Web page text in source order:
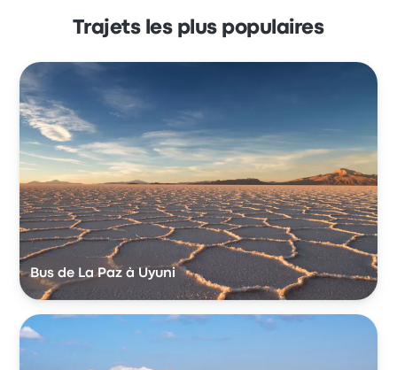
Trajets les plus populaires
Bus de La Paz à Uyuni